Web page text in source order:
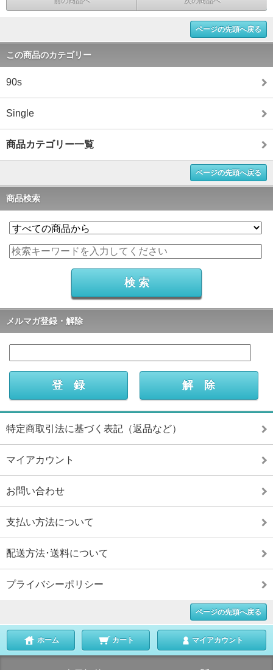
ページの先頭へ戻る
この商品のカテゴリー
90s
Single
商品カテゴリー一覧
ページの先頭へ戻る
商品検索
メルマガ登録・解除
特定商取引法に基づく表記（返品など）
マイアカウント
お問い合わせ
支払い方法について
配送方法･送料について
プライバシーポリシー
ページの先頭へ戻る
ホーム カート マイアカウント